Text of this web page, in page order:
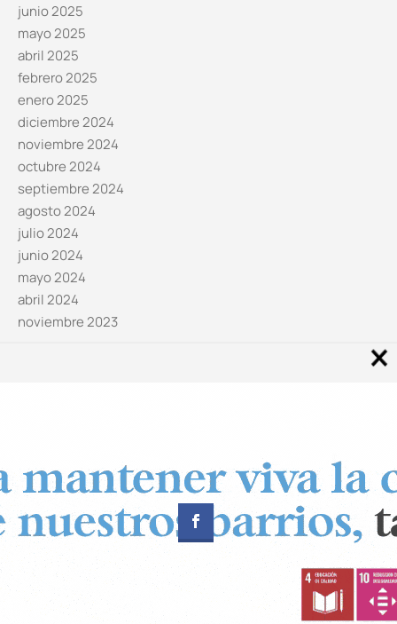
junio 2025
mayo 2025
abril 2025
febrero 2025
enero 2025
diciembre 2024
noviembre 2024
octubre 2024
septiembre 2024
agosto 2024
julio 2024
junio 2024
mayo 2024
abril 2024
noviembre 2023